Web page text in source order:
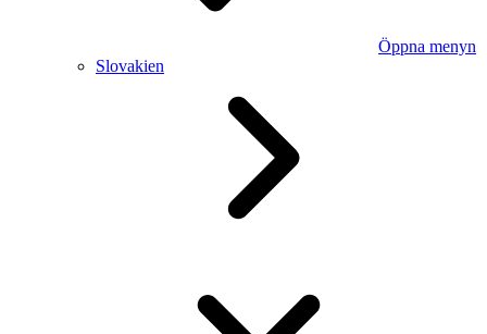
Öppna menyn
Slovakien